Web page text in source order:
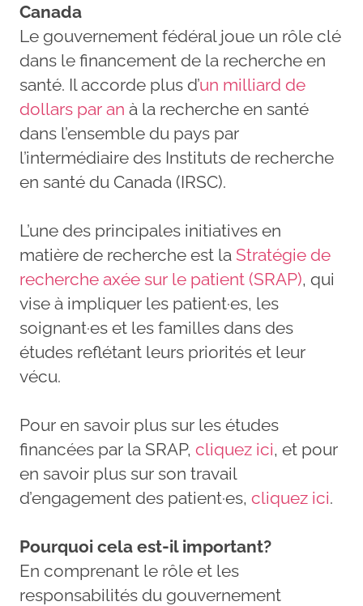
Canada
Le gouvernement fédéral joue un rôle clé
dans le financement de la recherche en
santé. Il accorde plus d’un milliard de
dollars par an à la recherche en santé
dans l’ensemble du pays par
l’intermédiaire des Instituts de recherche
en santé du Canada (IRSC).
L’une des principales initiatives en
matière de recherche est la Stratégie de
recherche axée sur le patient (SRAP), qui
vise à impliquer les patient·es, les
soignant·es et les familles dans des
études reflétant leurs priorités et leur
vécu.
Pour en savoir plus sur les études
financées par la SRAP, cliquez ici, et pour
en savoir plus sur son travail
d’engagement des patient·es, cliquez ici.
Pourquoi cela est-il important?
En comprenant le rôle et les
responsabilités du gouvernement